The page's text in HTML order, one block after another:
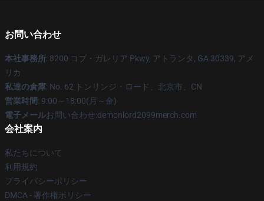
お問い合わせ
本社事務所: 8200 コブ・ガレリア Pkwy, アトランタ, GA 30339, アメ
リカ
私達の倉庫: No. 62 トンリンジ・ロード、北京市、CN
営業時間: 9:00～18:00(月～金)
電子メールお問い合わせ:demonlord2099merch.com
会社案内
私たちについて
利用規約
プライバシーポリシー
DMCA - 著作権ポリシー